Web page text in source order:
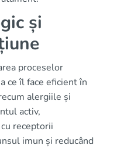
și
proceselor
ce îl face eficient în
alergiile și
activ,
receptorii
imun și reducând